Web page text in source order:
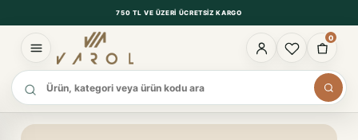
750 TL VE ÜZERI ÜCRETSIZ KARGO
0
Ürün ara